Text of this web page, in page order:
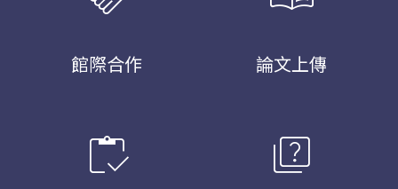
館際合作 論文上傳
inventory quiz